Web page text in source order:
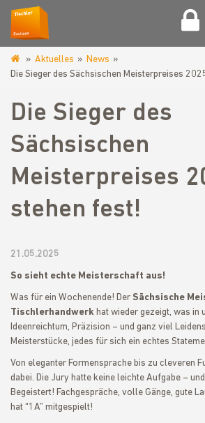
www.tischler-
Aktuelles
News
Die Sieger des Sächsischen Meisterpreises
Die Sieger des
Sächsischen
Meisterpreises
stehen fest!
21.05.2025
So sieht echte Meisterschaft aus!
Was für ein Wochenende! Der Sächsische
Tischlerhandwerk hat wieder gezeigt, was in
Ideenreichtum, Präzision – und ganz viel
Meisterstücke, jedes für sich ein echtes
Von eleganter Formensprache bis zu cleveren
dabei. Die Jury hatte keine leichte Aufgabe –
Begeistert! Fachgespräche, volle Gänge, gute
hat “1A” mitgespielt!